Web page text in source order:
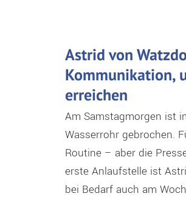
Astrid von
Kommunikation,
erreichen
Am Samstagmorgen ist
Wasserrohr gebrochen.
Routine – aber die
erste Anlaufstelle ist
bei Bedarf auch am